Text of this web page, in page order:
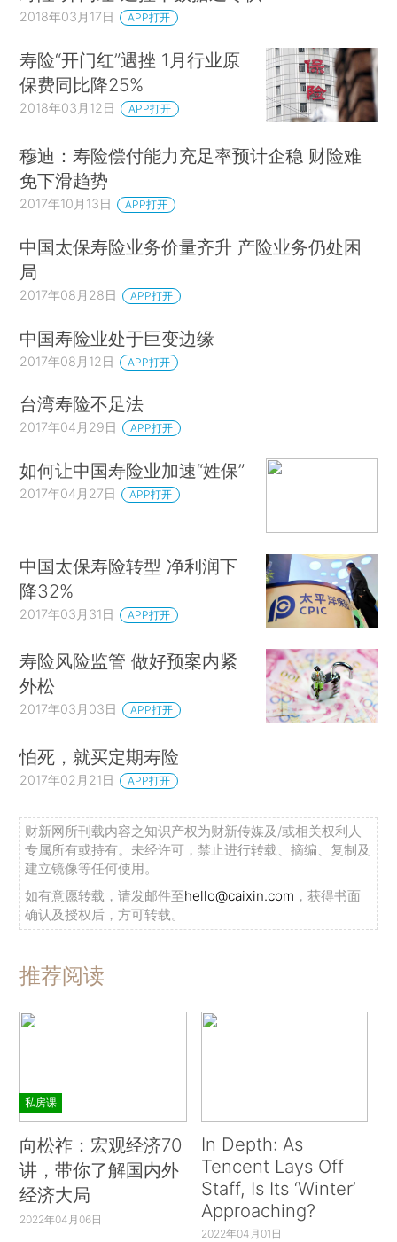
2018年03月17日 APP打开
寿险“开门红”遇挫 1月行业原
保费同比降25%
2018年03月12日 APP打开
穆迪：寿险偿付能力充足率预计企稳 财险难
免下滑趋势
2017年10月13日 APP打开
中国太保寿险业务价量齐升 产险业务仍处困
局
2017年08月28日 APP打开
中国寿险业处于巨变边缘
2017年08月12日 APP打开
台湾寿险不足法
2017年04月29日 APP打开
如何让中国寿险业加速“姓保”
2017年04月27日 APP打开
中国太保寿险转型 净利润下
降32%
2017年03月31日 APP打开
寿险风险监管 做好预案内紧
外松
2017年03月03日 APP打开
怕死，就买定期寿险
2017年02月21日 APP打开
财新网所刊载内容之知识产权为财新传媒及/或相关权利人
专属所有或持有。未经许可，禁止进行转载、摘编、复制及
建立镜像等任何使用。
如有意愿转载，请发邮件至hello@caixin.com ，获得书面
确认及授权后，方可转载。
推荐阅读
私房课
向松祚：宏观经济70
讲，带你了解国内外
经济大局
2022年04月06日
In Depth: As
Tencent Lays Off
Staff, Is Its ‘Winter’
Approaching?
2022年04月01日